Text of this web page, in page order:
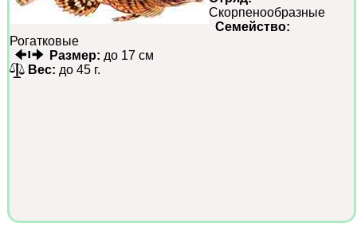
Скорпенообразные
Семейство:
Рогатковые
Размер: до 17 см
Вес: до 45 г.